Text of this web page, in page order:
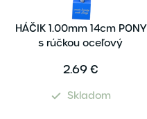
HÁČIK 1.00mm 14cm PONY
s rúčkou oceľový
2.69 €
Skladom